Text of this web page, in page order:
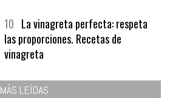
10 La vinagreta perfecta: respeta
las proporciones. Recetas de
vinagreta
MÁS LEÍDAS